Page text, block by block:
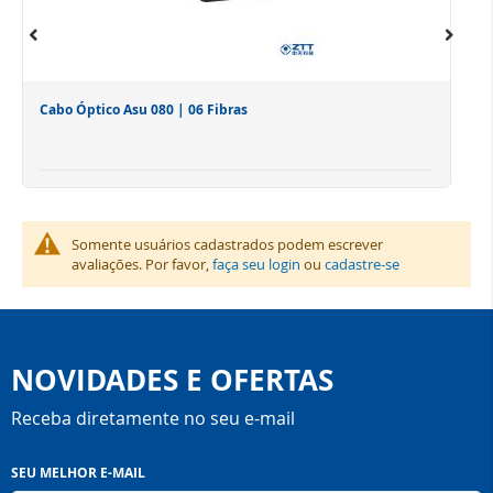
Somente usuários cadastrados podem escrever
avaliações. Por favor,faça seu login ou cadastre-se
Cabo Óptico Asu 080 | 06 Fibras
NOVIDADES E OFERTAS
Receba diretamente no seu e-mail
Inscreva-
SEU MELHOR E-MAIL